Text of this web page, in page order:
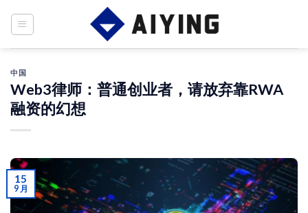
中国
Web3律师：普通创业者，请放弃靠RWA
融资的幻想
15
9 月